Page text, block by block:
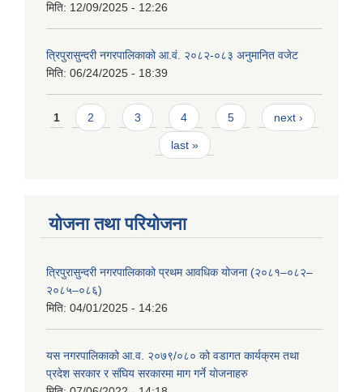
मिति: 12/09/2025 - 12:26
त्रिपुरासुन्दरी नगरपालिकाको आ.वं. २०८२-०८३ अनुमानित वजेट
मिति: 06/24/2025 - 18:39
Pages
1 2 3 4 5 next ›
last »
योजना तथा परियोजना
त्रिपुरासुन्दरी नगरपालिकाको प्रथम आवधिक योजना (२०८१–०८२–
२०८५–०८६)
मिति: 04/01/2025 - 14:26
यस नगरपालिकाको आ.व. २०७९/०८० को वडागत कार्यक्रम तथा
प्रदेश सरकार र संघिय सरकारमा माग गर्ने याेजनाहरु